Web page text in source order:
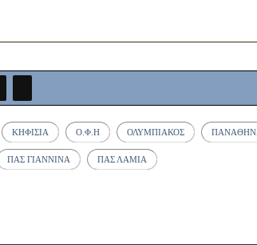
ΚΗΦΙΣΙΆ Ο.Φ.Η ΟΛΥΜΠΙΑΚΌΣ
ΠΑΣ ΓΙΆΝΝΙΝΑ ΠΑΣ ΛΑΜΊΑ